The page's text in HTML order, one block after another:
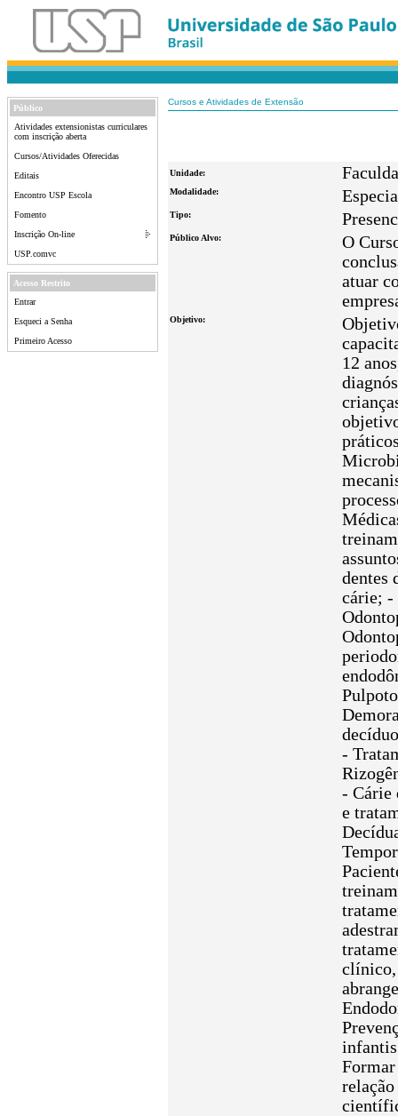
Público
Atividades extensionistas curriculares
com inscrição aberta
Cursos/Atividades Oferecidas
Editais
Encontro USP Escola
Fomento
Inscrição On-line
USP.comvc
Acesso Restrito
Entrar
Esqueci a Senha
Primeiro Acesso
Cursos e Atividades de Extensão
Unidade:
Modalidade:
Tipo:
Público Alvo:
O
atuar
Objetivo:
12
dentes
cárie; -
-
- Cárie
e
clínico,
infantis